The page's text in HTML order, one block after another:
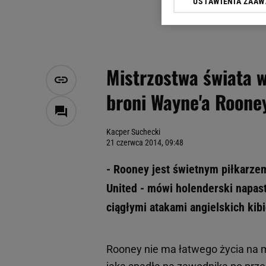
Mistrzostwa świata
broni Wayne'a
Kacper Suchecki
21 czerwca 2014, 09:48
- Rooney jest świetnym
United - mówi holenderski
ciągłymi atakami angielskich
Rooney nie ma łatwego życia
Klikając „Akceptuję”
Zaufanych Partnerów i
My, nasi Zaufani
Przechowywanie